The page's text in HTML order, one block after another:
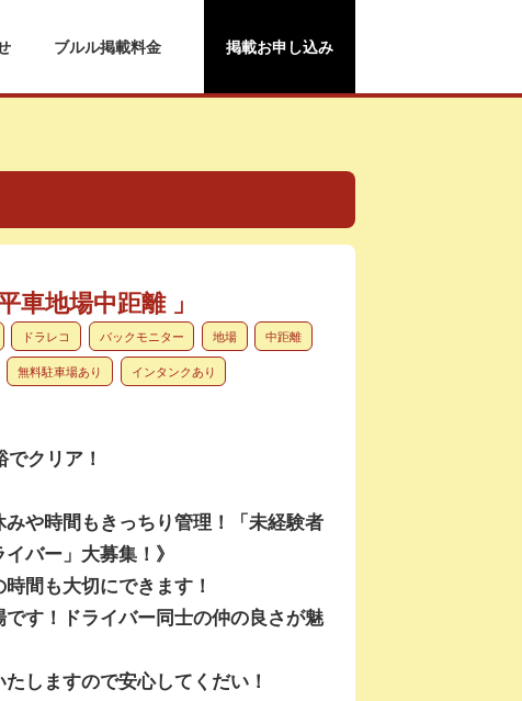
ブルル掲載料金 掲載お申し込み
地場中距離 」
ドラレコ バックモニター 地場
中距離
無料駐車場あり
インタンクあり
クリア！
や時間もきっちり管理！「未経験者
バー」大募集！》
間も大切にできます！
す！ドライバー同士の仲の良さが魅
しますので安心してくだい！